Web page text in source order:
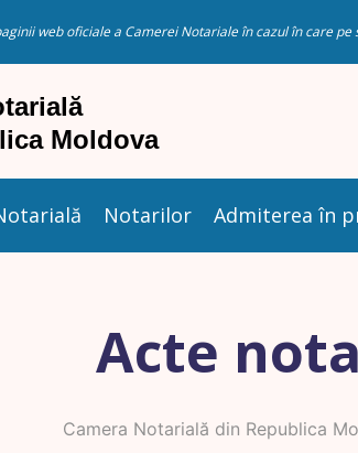
web oficiale a Camerei Notariale în cazul în care
Notarilor Admiterea în
Acte
Camera Notarială din Republica